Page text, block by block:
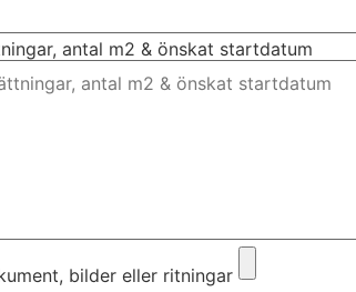
antal m2 & önskat startdatum
bilder eller ritningar